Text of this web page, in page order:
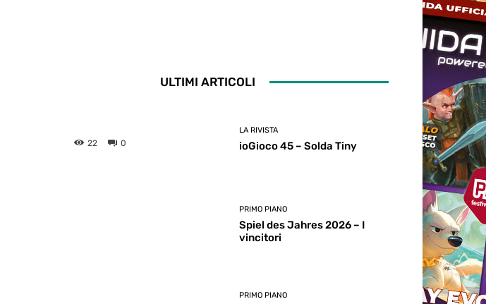
0
22
ULTIMI ARTICOLI
LA RIVISTA
ioGioco 45 – Solda Tiny
PRIMO PIANO
Spiel des Jahres 2026 – I
vincitori
PRIMO PIANO